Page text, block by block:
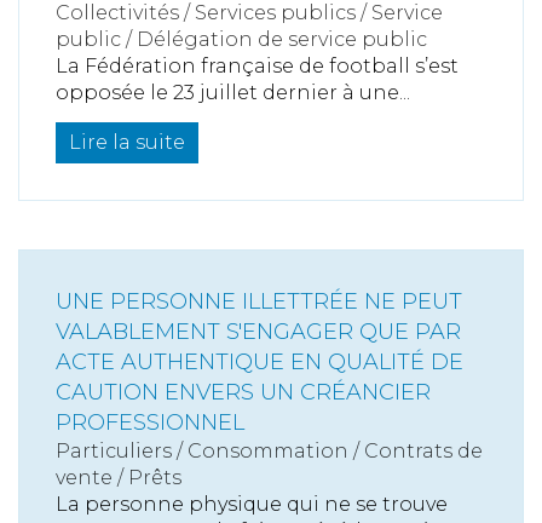
Collectivités / Services publics / Service
public / Délégation de service public
La Fédération française de football s’est
opposée le 23 juillet dernier à une...
Lire la suite
UNE PERSONNE ILLETTRÉE NE PEUT
VALABLEMENT S'ENGAGER QUE PAR
ACTE AUTHENTIQUE EN QUALITÉ DE
CAUTION ENVERS UN CRÉANCIER
PROFESSIONNEL
Particuliers / Consommation / Contrats de
vente / Prêts
La personne physique qui ne se trouve